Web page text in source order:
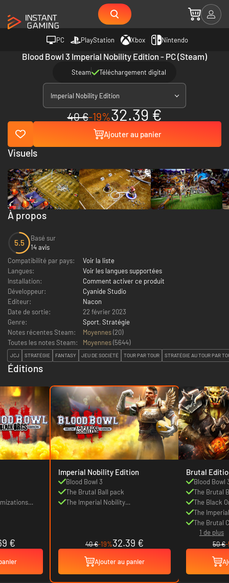
PC PlayStation Xbox Nintendo
Blood Bowl 3 Imperial Nobility Edition - PC (Steam)
Steam Téléchargement digital
Imperial Nobility Edition
40 €-19%32.39 €
Ajouter au panier
À propos
5.5
Basé sur
14 avis
Compatibilité par pays:
Voir la liste
Langues:
Voir les langues supportées
Installation:
Comment activer ce produit
Développeur:
Cyanide Studio
Editeur:
Nacon
Date de sortie:
22 février 2023
Genre:
Sport, Stratégie
Notes récentes Steam:
Moyennes(20)
Toutes les notes Steam:
Moyennes(5644)
JCJ STRATÉGIE FANTASY JEU DE SOCIÉTÉ TOUR PAR TOUR STRATÉGIE AU TOUR PAR
Éditions
€
Imperial Nobility Edition
Blood Bowl 3
The Brutal Ball pack
The Imperial Nobility
40 €-19%32.39 €
Ajouter au panier
Brutal
Blood Bowl
The Brutal
The Black
pack
The
The Brutal
1 de plus
50 €-
Visuels